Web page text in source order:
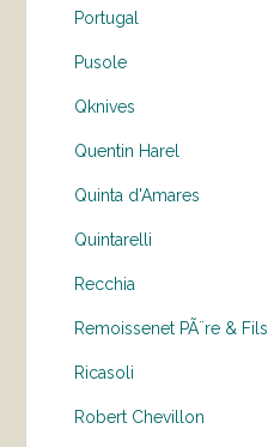
Portugal
Pusole
Qknives
Quentin Harel
Quinta d'Amares
Quintarelli
Recchia
Remoissenet PÃ¨re & Fils
Ricasoli
Robert Chevillon